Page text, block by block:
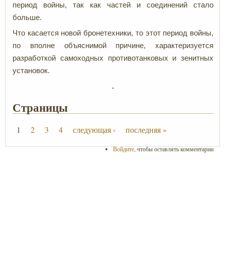
период войны, так как частей и соединений стало
больше.
Что касается новой бронетехники, то этот период войны,
по вполне объяснимой причине, характеризуется
разработкой самоходных противотанковых и зенитных
установок.
Страницы
1 2 3 4 следующая › последняя »
Войдите, чтобы оставлять комментарии